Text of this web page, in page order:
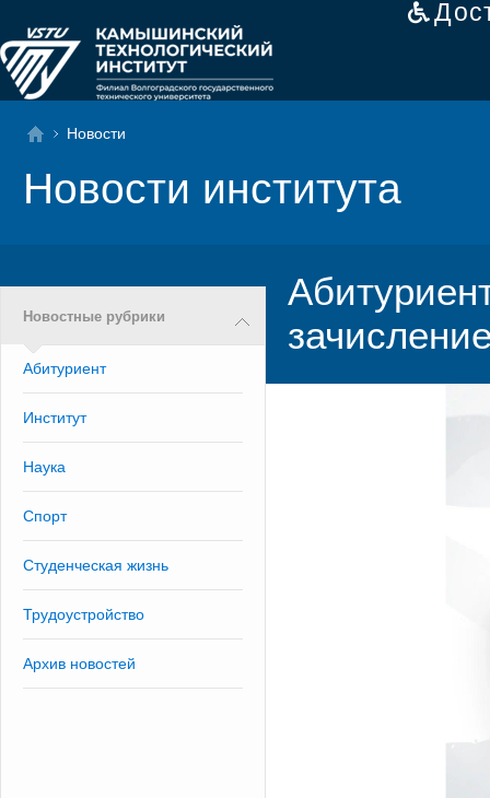
Новости
Новости института
Новостные рубрики
Абитуриент
Институт
Наука
Спорт
Студенческая жизнь
Трудоустройство
Архив новостей